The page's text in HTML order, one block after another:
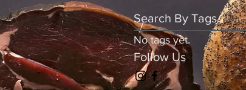
Search By Tags
No tags yet.
Follow Us